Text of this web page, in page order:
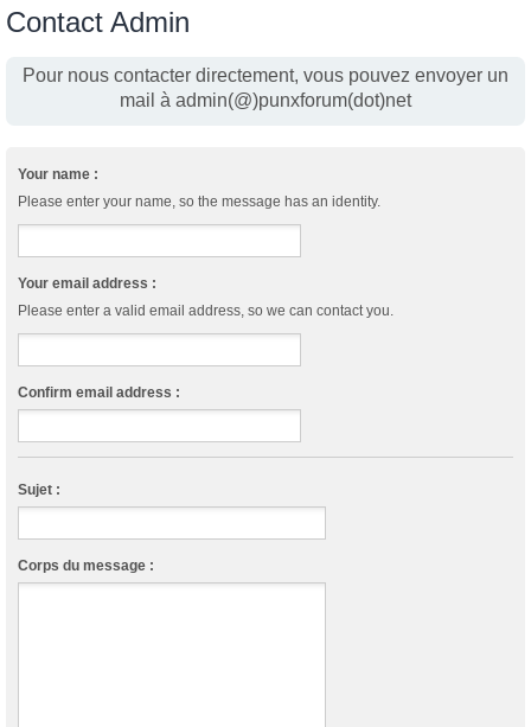
Contact Admin
Pour nous contacter directement, vous pouvez envoyer un
mail à admin(@)punxforum(dot)net
Your name :
Please enter your name, so the message has an identity.
Your email address :
Please enter a valid email address, so we can contact you.
Confirm email address :
Sujet :
Corps du message :